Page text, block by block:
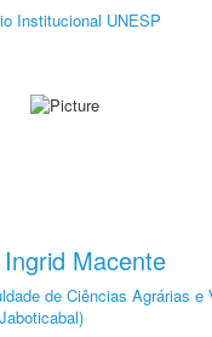
Institucional UNESP
Macente
de Ciências Agrárias e